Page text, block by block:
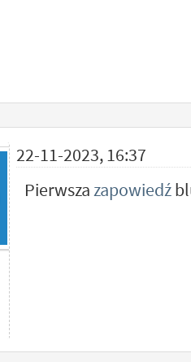
22-11-2023, 16:37
Pierwszazapowiedź